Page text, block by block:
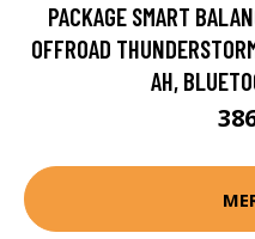
PACKAGE SMART
OFFROAD
AH,